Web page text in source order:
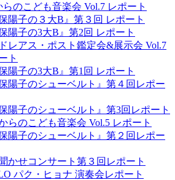
らのこども音楽会 Vol.7 レポート
保陽子の３大B』第３回 レポート
保陽子の3大B』第2回 レポート
レアス・ポスト鑑定会&展示会 Vol.7
ト
保陽子の3大B』第1回 レポート
保陽子のシューベルト』第４回レポー
保陽子のシューベルト』第3回レポート
らのこども音楽会 Vol.5 レポート
保陽子のシューベルト』第２回レポー
かせコンサート第３回レポート
パク・ヒョナ 演奏会レポート